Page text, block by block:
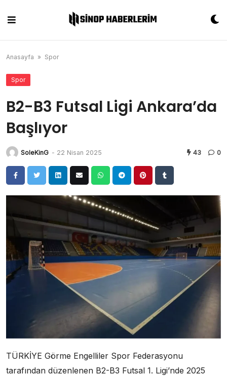
content
Anasayfa » Spor
Spor
B2-B3 Futsal Ligi Ankara’da
Başlıyor
SoleKinG - 22 Nisan 2025 43 0
TÜRKİYE Görme Engelliler Spor Federasyonu
tarafından düzenlenen B2-B3 Futsal 1. Ligi’nde 2025